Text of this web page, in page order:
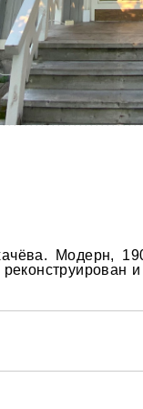
Модерн,